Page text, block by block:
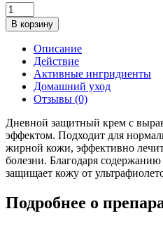
Количество
товара
Alpha
complex
Day
Defense
cream,
В корзину
Описание
Действие
Активные ингридиенты
Домашний уход
Отзывы (0)
Дневной защитный крем с
эффектом. Подходит для
жирной кожи, эффективно
болезни. Благодаря
защищает кожу от
Подробнее о